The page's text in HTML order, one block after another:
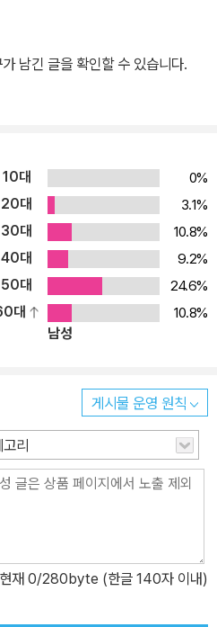
이는 언어가 세상과 논리적 구조를
내는 특권적 역할을 한다는 것이
언어의 자리에 개념을 넣으면 개
. 나이가 들면 점점 보수화하는 이
존 개념의 우리(cage)에 갇혀있기
적으로 한참 뒤의 인물이지만 공
선각자들인데 이들이 신으로부터
나름의 개념으로 설계하여 인류사
부처님은 인간존중을, 공자님은 예
한 것이다. 셰익스피어, 톨스토이,
계한 것이다. 개념설계와 대
인데 타자가 만든 개념이나 기존개
라 할 수 있다. 신분은 자유인이지
을 에리히 프롬은 “자유로부터의
개념모방으로 살아왔다고 할 수 있
하여 여기까지 왔지만 시대가 바뀌
을 읽어내는 촉을 길러 개념설계
설계하려면 기존개념이 닫혀있기
함을 먼저 말한다. 예전에는
남긴 글을 확인할 수 있습니다.
10대
0%
20대
3.1%
30대
10.8%
40대
9.2%
50대
24.6%
대
10.8%
남성
게시물 운영 원칙
리
현재 0/280byte (한글 140자 이내)